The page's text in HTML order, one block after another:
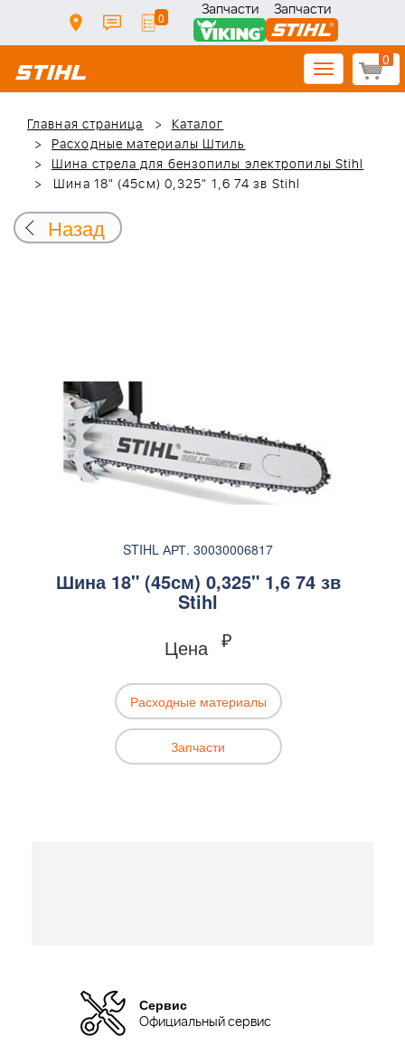
0 Запчасти Запчасти
0
Toggle
navigation
Главная страница
Каталог
Расходные материалы Штиль
Шина стрела для бензопилы электропилы Stihl
Шина 18" (45см) 0,325" 1,6 74 зв Stihl
Назад
STIHL АРТ. 30030006817
Шина 18" (45см) 0,325" 1,6 74 зв
Stihl
Цена ₽
Расходные материалы
Запчасти
Сервис
Официальный сервис